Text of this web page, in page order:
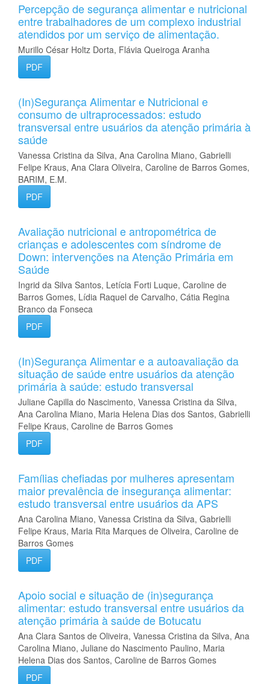
Percepção de segurança alimentar e nutricional
entre trabalhadores de um complexo industrial
atendidos por um serviço de alimentação.
Murillo César Holtz Dorta, Flávia Queiroga Aranha
PDF
(In)Segurança Alimentar e Nutricional e
consumo de ultraprocessados: estudo
transversal entre usuários da atenção primária à
saúde
Vanessa Cristina da Silva, Ana Carolina Miano, Gabrielli
Felipe Kraus, Ana Clara Oliveira, Caroline de Barros Gomes,
BARIM, E.M.
PDF
Avaliação nutricional e antropométrica de
crianças e adolescentes com síndrome de
Down: intervenções na Atenção Primária em
Saúde
Ingrid da Silva Santos, Letícia Forti Luque, Caroline de
Barros Gomes, Lídia Raquel de Carvalho, Cátia Regina
Branco da Fonseca
PDF
(In)Segurança Alimentar e a autoavaliação da
situação de saúde entre usuários da atenção
primária à saúde: estudo transversal
Juliane Capilla do Nascimento, Vanessa Cristina da Silva,
Ana Carolina Miano, Maria Helena Dias dos Santos, Gabrielli
Felipe Kraus, Caroline de Barros Gomes
PDF
Famílias chefiadas por mulheres apresentam
maior prevalência de insegurança alimentar:
estudo transversal entre usuários da APS
Ana Carolina Miano, Vanessa Cristina da Silva, Gabrielli
Felipe Kraus, Maria Rita Marques de Oliveira, Caroline de
Barros Gomes
PDF
Apoio social e situação de (in)segurança
alimentar: estudo transversal entre usuários da
atenção primária à saúde de Botucatu
Ana Clara Santos de Oliveira, Vanessa Cristina da Silva, Ana
Carolina Miano, Juliane do Nascimento Paulino, Maria
Helena Dias dos Santos, Caroline de Barros Gomes
PDF